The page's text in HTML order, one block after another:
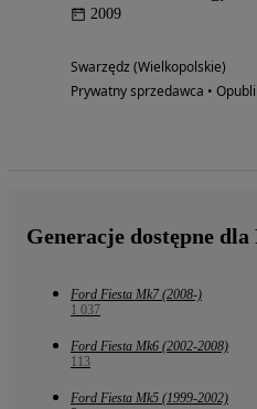
2009
Swarzędz (Wielkopolskie)
Prywatny sprzedawca •
Generacje dostępne
Ford Fiesta Mk7 (2008-)
1 037
Ford Fiesta Mk6 (2002-2008)
113
Ford Fiesta Mk5 (1999-2002)